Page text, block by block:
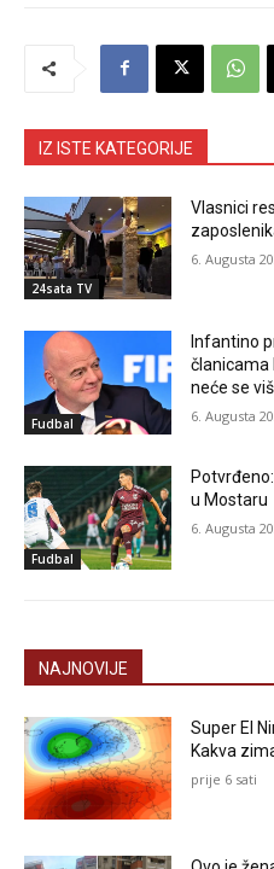
IZ ISTE KATEGORIJE
24sata TV
Vlasnici
6. Augusta
Fudbal
Infantino
članicama
neće se
6. Augusta
Fudbal
u Mostaru
6. Augusta
NAJNOVIJE
Super El
Kakva
prije 6 sati